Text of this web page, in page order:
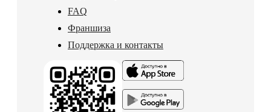
FAQ
Франшиза
Поддержка и контакты